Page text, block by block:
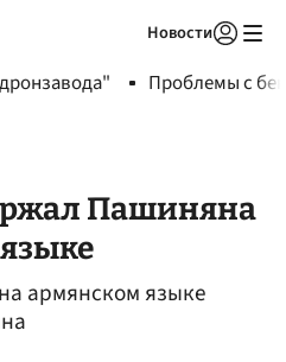
Новости
Проблемы с
Пашиняна
армянском языке